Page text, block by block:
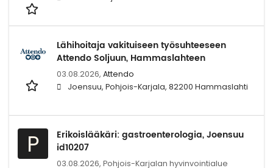
Lähihoitaja vakituiseen työsuhteeseen
Attendo Soljuun, Hammaslahteen
03.08.2026, Attendo
Joensuu, Pohjois-Karjala, 82200 Hammaslahti
P
Erikoislääkäri: gastroenterologia, Joensuu
id10207
03.08.2026, Pohjois-Karjalan hyvinvointialue